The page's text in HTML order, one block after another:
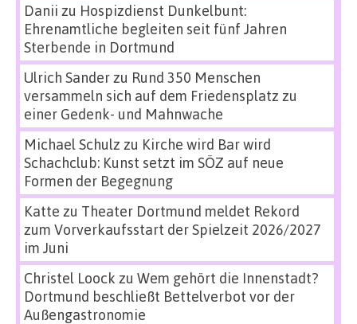
Danii zu Hospizdienst Dunkelbunt:
Ehrenamtliche begleiten seit fünf Jahren
Sterbende in Dortmund
Ulrich Sanderzu Rund 350 Menschen
versammeln sich auf dem Friedensplatz zu
einer Gedenk- und Mahnwache
Michael Schulz zu Kirche wird Bar wird
Schachclub: Kunst setzt im SÖZ auf neue
Formen der Begegnung
Katte zu Theater Dortmund meldet Rekord
zum Vorverkaufsstart der Spielzeit 2026/2027
im Juni
Christel Loock zu Wem gehört die Innenstadt?
Dortmund beschließt Bettelverbot vor der
Außengastronomie